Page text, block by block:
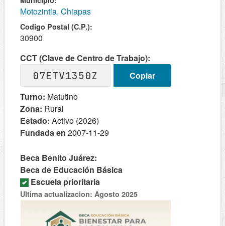
Motozintla, Chiapas
Codigo Postal (C.P.):
30900
CCT (Clave de Centro de Trabajo):
07ETV1350Z
Copiar
Turno: Matutino
Zona: Rural
Estado: Activo (2026)
Fundada en 2007-11-29
Beca Benito Juárez:
Beca de Educación Básica
Escuela prioritaria
Ultima actualizacion: Agosto 2025